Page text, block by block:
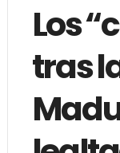
Los
tras